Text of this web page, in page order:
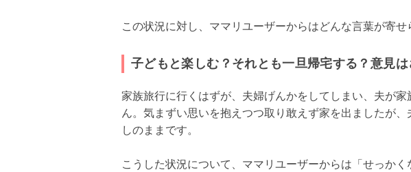
この状況に対し、ママリユーザーからはどんな言葉が寄せ
子どもと楽しむ？それとも一旦帰宅する？意見は
家族旅行に行くはずが、夫婦げんかをしてしまい、夫が
ん。気まずい思いを抱えつつ取り敢えず家を出ましたが
しのままです。
こうした状況について、ママリユーザーからは「せっか